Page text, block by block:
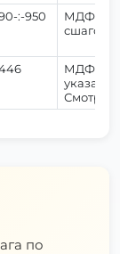
:-950
МДФ 19
сшагом
МДФ 19
по